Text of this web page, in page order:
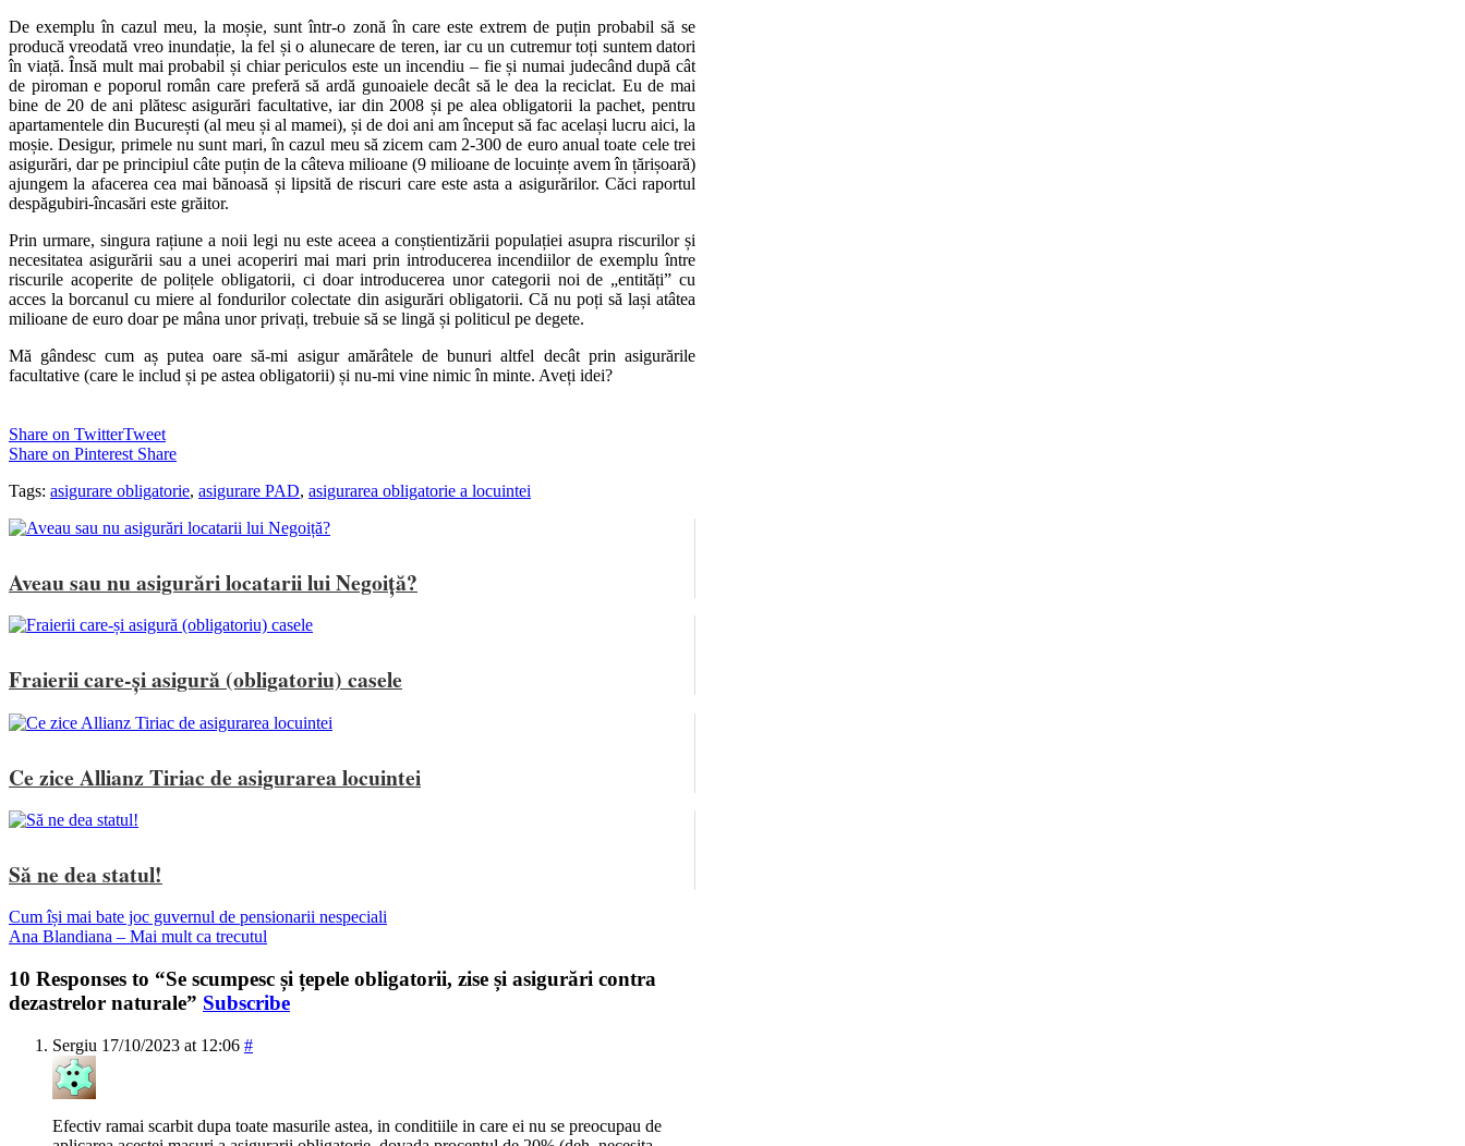
De exemplu în cazul meu, la moșie, sunt într-o zonă în care este extrem de puțin probabil să se
producă vreodată vreo inundație, la fel și o alunecare de teren, iar cu un cutremur toți suntem datori
în viață. Însă mult mai probabil și chiar periculos este un incendiu – fie și numai judecând după cât
de piroman e poporul român care preferă să ardă gunoaiele decât să le dea la reciclat. Eu de mai
bine de 20 de ani plătesc asigurări facultative, iar din 2008 și pe alea obligatorii la pachet, pentru
apartamentele din București (al meu și al mamei), și de doi ani am început să fac același lucru aici, la
moșie. Desigur, primele nu sunt mari, în cazul meu să zicem cam 2-300 de euro anual toate cele trei
asigurări, dar pe principiul câte puțin de la câteva milioane (9 milioane de locuințe avem în țărișoară)
ajungem la afacerea cea mai bănoasă și lipsită de riscuri care este asta a asigurărilor. Căci raportul
despăgubiri-încasări este grăitor.
Prin urmare, singura rațiune a noii legi nu este aceea a conștientizării populației asupra riscurilor și
necesitatea asigurării sau a unei acoperiri mai mari prin introducerea incendiilor de exemplu între
riscurile acoperite de polițele obligatorii, ci doar introducerea unor categorii noi de „entități” cu
acces la borcanul cu miere al fondurilor colectate din asigurări obligatorii. Că nu poți să lași atâtea
milioane de euro doar pe mâna unor privați, trebuie să se lingă și politicul pe degete.
Mă gândesc cum aș putea oare să-mi asigur amărâtele de bunuri altfel decât prin asigurările
facultative (care le includ și pe astea obligatorii) și nu-mi vine nimic în minte. Aveți idei?
Share on TwitterTweet
Share on Pinterest Share
Tags: asigurare obligatorie, asigurare PAD, asigurarea obligatorie a locuintei
Aveau sau nu asigurări locatarii lui Negoiță?
Fraierii care-și asigură (obligatoriu) casele
Ce zice Allianz Tiriac de asigurarea locuintei
Să ne dea statul!
Cum își mai bate joc guvernul de pensionarii nespeciali
Ana Blandiana – Mai mult ca trecutul
10 Responses to “Se scumpesc și țepele obligatorii, zise și asigurări contra
dezastrelor naturale” Subscribe
Sergiu 17/10/2023 at 12:06 #
Efectiv ramai scarbit dupa toate masurile astea, in conditiile in care ei nu se preocupau de